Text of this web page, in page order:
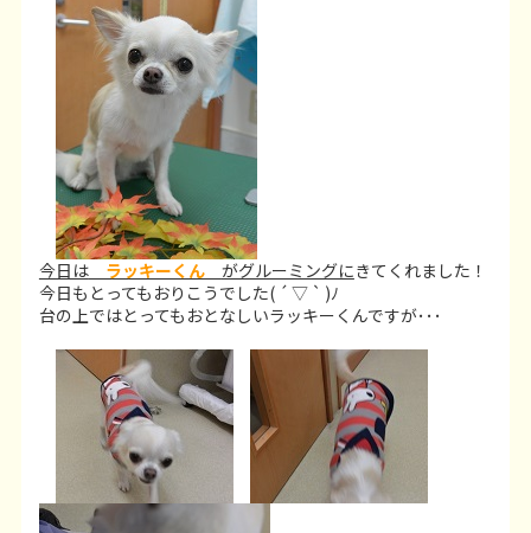
今日はラッキーくん がグルーミングにきてくれました！
今日もとってもおりこうでした( ´ ▽ ` )ﾉ
台の上ではとってもおとなしいラッキーくんですが･･･